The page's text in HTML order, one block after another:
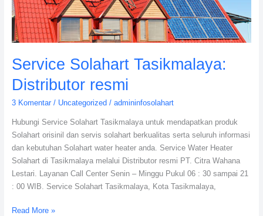
Service Solahart Tasikmalaya:
Distributor resmi
3 Komentar / Uncategorized / admininfosolahart
Hubungi Service Solahart Tasikmalaya untuk mendapatkan produk
Solahart orisinil dan servis solahart berkualitas serta seluruh informasi
dan kebutuhan Solahart water heater anda. Service Water Heater
Solahart di Tasikmalaya melalui Distributor resmi PT. Citra Wahana
Lestari. Layanan Call Center Senin – Minggu Pukul 06 : 30 sampai 21
: 00 WIB. Service Solahart Tasikmalaya, Kota Tasikmalaya,
Read More »